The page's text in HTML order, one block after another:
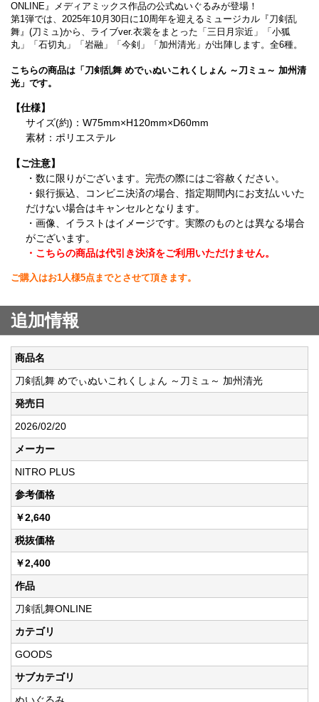
ONLINE』メディアミックス作品の公式ぬいぐるみが登場！
第1弾では、2025年10月30日に10周年を迎えるミュージカル『刀剣乱
舞』(刀ミュ)から、ライブver.衣裳をまとった「三日月宗近」「小狐
丸」「石切丸」「岩融」「今剣」「加州清光」が出陣します。全6種。
こちらの商品は「刀剣乱舞 めでぃぬいこれくしょん ～刀ミュ～ 加州清
光」です。
【仕様】
サイズ(約)：W75mm×H120mm×D60mm
素材：ポリエステル
【ご注意】
・数に限りがございます。完売の際にはご容赦ください。
・銀行振込、コンビニ決済の場合、指定期間内にお支払いいた
だけない場合はキャンセルとなります。
・画像、イラストはイメージです。実際のものとは異なる場合
がございます。
・こちらの商品は代引き決済をご利用いただけません。
ご購入はお1人様5点までとさせて頂きます。
追加情報
商品名
刀剣乱舞 めでぃぬいこれくしょん ～刀ミュ～ 加州清光
発売日
2026/02/20
メーカー
NITRO PLUS
参考価格
￥2,640
税抜価格
￥2,400
作品
刀剣乱舞ONLINE
カテゴリ
GOODS
サブカテゴリ